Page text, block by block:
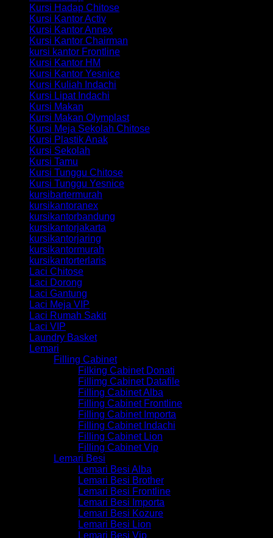
Kursi Hadap Chitose
Kursi Kantor Activ
Kursi Kantor Annex
Kursi Kantor Chairman
kursi kantor Frontline
Kursi Kantor HM
Kursi Kantor Yesnice
Kursi Kuliah Indachi
Kursi Lipat Indachi
Kursi Makan
Kursi Makan Olymplast
Kursi Meja Sekolah Chitose
Kursi Plastik Anak
Kursi Sekolah
Kursi Tamu
Kursi Tunggu Chitose
Kursi Tunggu Yesnice
kursibartermurah
kursikantoranex
kursikantorbandung
kursikantorjakarta
kursikantorjaring
kursikantormurah
kursikantorterlaris
Laci Chitose
Laci Dorong
Laci Gantung
Laci Meja VIP
Laci Rumah Sakit
Laci VIP
Laundry Basket
Lemari
Filling Cabinet
Filking Cabinet Donati
Fillimg Cabinet Datafile
Filling Cabinet Alba
Filling Cabinet Frontline
Filling Cabinet Importa
Filling Cabinet Indachi
Filling Cabinet Lion
Filling Cabinet Vip
Lemari Besi
Lemari Besi Alba
Lemari Besi Brother
Lemari Besi Frontline
Lemari Besi Importa
Lemari Besi Kozure
Lemari Besi Lion
Lemari Besi Vip